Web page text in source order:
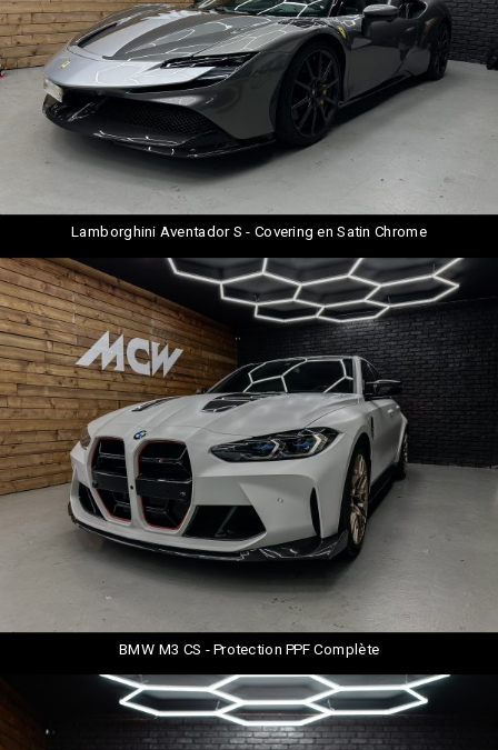
Lamborghini Aventador S - Covering en Satin Chrome
BMW M3 CS - Protection PPF Complète